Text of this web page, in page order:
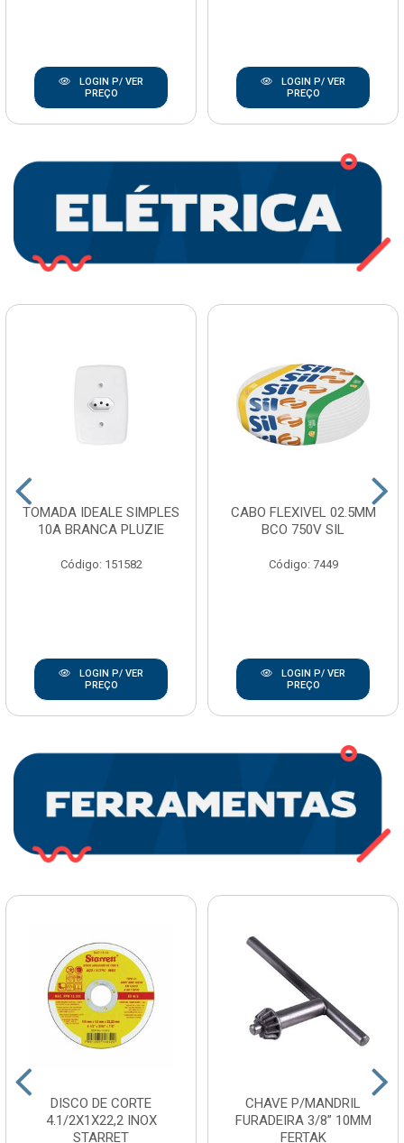
LOGIN P/ VER
PREÇO
LOGIN P/ VER
PREÇO
TOMADA IDEALE SIMPLES
10A BRANCA PLUZIE
Código: 151582
LOGIN P/ VER
PREÇO
CABO FLEXIVEL 02.5MM
BCO 750V SIL
Código: 7449
LOGIN P/ VER
PREÇO
DISCO DE CORTE
4.1/2X1X22,2 INOX
STARRET
CHAVE P/MANDRIL
FURADEIRA 3/8” 10MM
FERTAK